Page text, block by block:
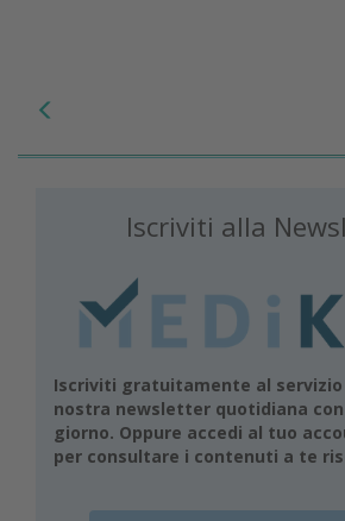
Iscriviti alla
Iscriviti gratuitamente al servizio
nostra newsletter quotidiana
giorno. Oppure accedi al tuo
per consultare i contenuti a te